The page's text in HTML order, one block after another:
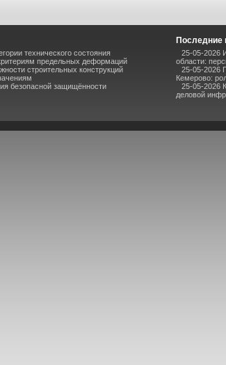
технического состояния
предельных деформаций
строительных конструкций
безопасной защищённости
Последние
25-05-2026
области:
25-05-2026
Кемерово:
25-05-2026
деловой